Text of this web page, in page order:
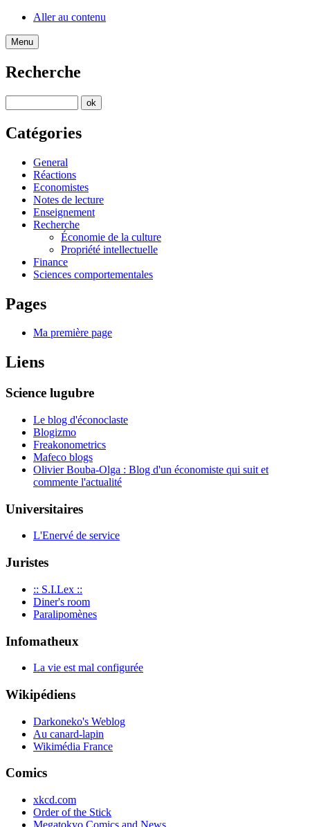
Aller au contenu
Menu
Recherche
Catégories
General
Réactions
Economistes
Notes de lecture
Enseignement
Recherche
Économie de la culture
Propriété intellectuelle
Finance
Sciences comportementales
Pages
Ma première page
Liens
Science lugubre
Le blog d'éconoclaste
Blogizmo
Freakonometrics
Mafeco blogs
Olivier Bouba-Olga : Blog d'un économiste qui suit et
commente l'actualité
Universitaires
L'Enervé de service
Juristes
:: S.I.Lex ::
Diner's room
Paralipomènes
Infomatheux
La vie est mal configurée
Wikipédiens
Darkoneko's Weblog
Au canard-lapin
Wikimédia France
Comics
xkcd.com
Order of the Stick